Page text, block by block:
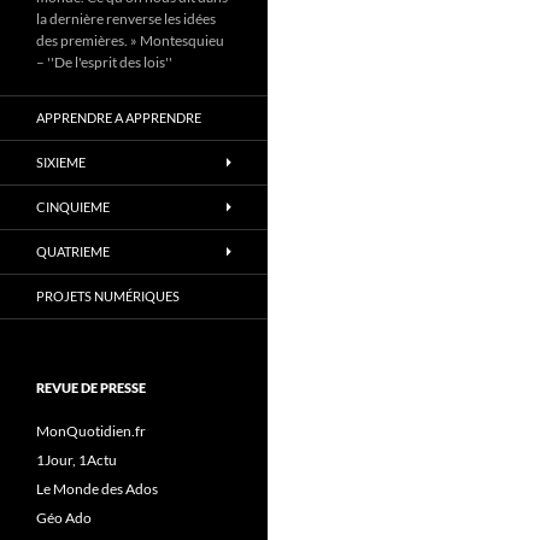
la dernière renverse les idées
des premières. » Montesquieu
– ''De l'esprit des lois''
APPRENDRE A APPRENDRE
SIXIEME
CINQUIEME
QUATRIEME
PROJETS NUMÉRIQUES
REVUE DE PRESSE
MonQuotidien.fr
1Jour, 1Actu
Le Monde des Ados
Géo Ado